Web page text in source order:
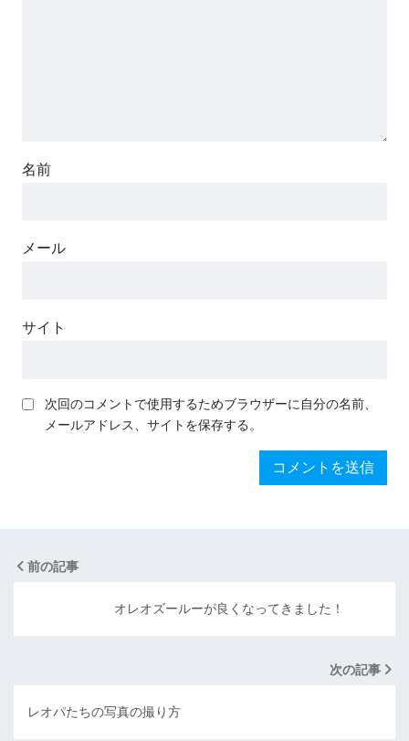
名前
メール
サイト
次回のコメントで使用するためブラウザーに自分の名前、
メールアドレス、サイトを保存する。
前の記事
オレオズールーが良くなってきました！
次の記事
レオパたちの写真の撮り方